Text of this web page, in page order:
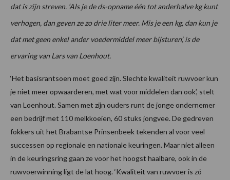
dat is zijn streven. ‘Als je de ds-opname één tot anderhalve kg kunt
verhogen, dan geven ze zo drie liter meer. Mis je een kg, dan kun je
dat met geen enkel ander voedermiddel meer bijsturen’, is de
ervaring van Lars van Loenhout.
‘Het basisrantsoen moet goed zijn. Slechte kwaliteit ruwvoer kun
je niet meer opwaarderen, met wat voor middelen dan ook’, stelt
van Loenhout. Samen met zijn ouders runt de jonge ondernemer
een bedrijf met 110 melkkoeien, 60 stuks jongvee. De gedreven
fokkers uit het Brabantse Prinsenbeek tekenden al voor veel
successen op regionale en nationale keuringen. Maar niet alleen
in de keuringsring gaan ze voor het hoogst haalbare, ook in de
ruwvoerwinning ligt de lat hoog. ‘Kwaliteit van ruwvoer is zó